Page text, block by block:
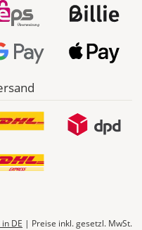
in DE | Preise inkl. gesetzl. MwSt.